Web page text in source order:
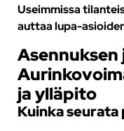
Useimmissa
auttaa lupa-
Asennuksen
ja ylläpito
Kuinka